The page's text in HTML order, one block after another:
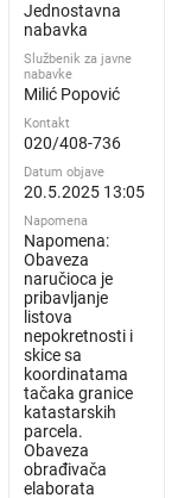
Jednostavna
nabavka
Službenik za javne
nabavke
Milić Popović
Kontakt
020/408-736
Datum objave
20.5.2025 13:05
Napomena
Napomena:
Obaveza
naručioca je
pribavljanje
listova
nepokretnosti i
skice sa
koordinatama
tačaka granice
katastarskih
parcela.
Obaveza
obrađivača
elaborata